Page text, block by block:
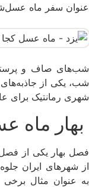
عنوان سفر ماه
شب‌های صاف و
شب‌، یکی از
شهری رمانتیک برای
بهار ماه
فصل بهار یکی از
از شهرهای ایران
به عنوان مثال